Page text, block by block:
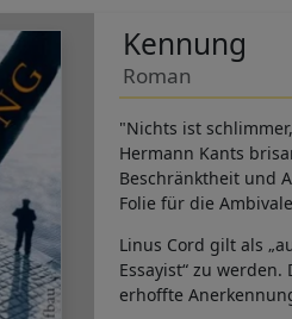
Kennung
Roman
"Nichts ist
Hermann Kants
Beschränktheit und
Folie für die
Linus Cord gilt als
Essayist“ zu
erhoffte